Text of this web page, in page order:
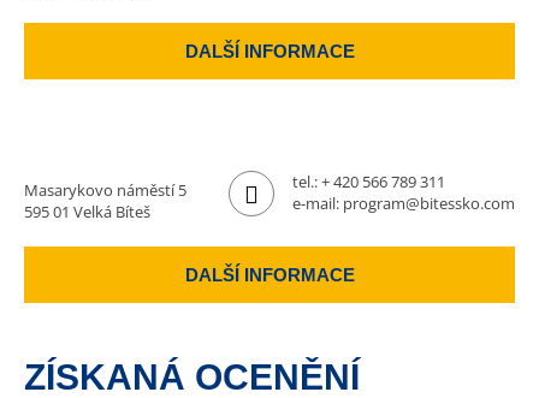
DALŠÍ INFORMACE
Masarykovo náměstí 5
595 01 Velká Bíteš
tel.:+ 420 566 789 311
e-mail: program@bitessko.com
DALŠÍ INFORMACE
ZÍSKANÁ OCENĚNÍ